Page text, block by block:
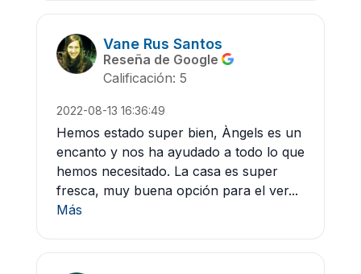
Vane Rus Santos
Reseña de Google
Calificación: 5
2022-08-13 16:36:49
Hemos estado super bien, Àngels es un
encanto y nos ha ayudado a todo lo que
hemos necesitado. La casa es super
fresca, muy buena opción para el ver...
Más